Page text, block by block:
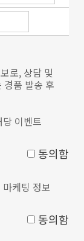
로, 상담 및
경품 발송 후
이벤트
동의함
케팅 정보
동의함